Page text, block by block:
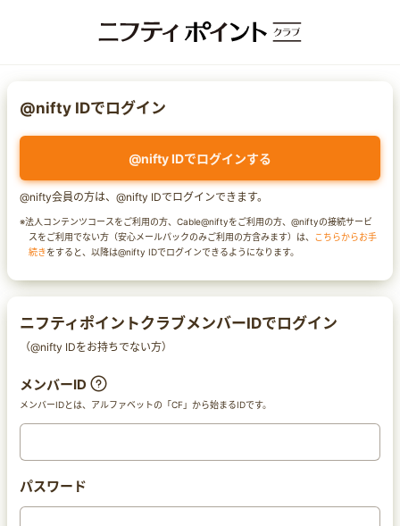
@nifty IDでログイン
@nifty IDでログインする
@nifty会員の方は、@nifty IDでログインできます。
※法人コンテンツコースをご利用の方、Cable@niftyをご利用の方、@niftyの接続サービ
スをご利用でない方（安心メールパックのみご利用の方含みます）は、 こちらからお手
続きをすると、以降は@nifty IDでログインできるようになります。
ニフティポイントクラブメンバーIDでログイン
（@nifty IDをお持ちでない方）
メンバーID
メンバーIDとは、アルファベットの「CF」から始まるIDです。
パスワード